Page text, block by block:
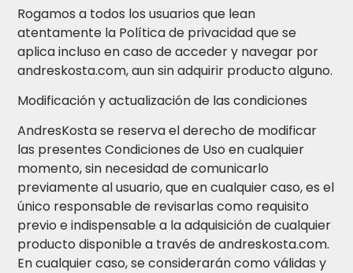
Rogamos a todos los usuarios que lean
atentamente la Política de privacidad que se
aplica incluso en caso de acceder y navegar por
andreskosta.com, aun sin adquirir producto alguno.
Modificación y actualización de las condiciones
AndresKosta se reserva el derecho de modificar
las presentes Condiciones de Uso en cualquier
momento, sin necesidad de comunicarlo
previamente al usuario, que en cualquier caso, es el
único responsable de revisarlas como requisito
previo e indispensable a la adquisición de cualquier
producto disponible a través de andreskosta.com.
En cualquier caso, se considerarán como válidas y